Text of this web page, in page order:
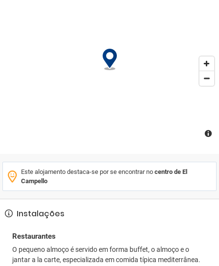
Este alojamento destaca-se por se encontrar no centro de El
Campello
Instalações
Restaurantes
O pequeno almoço é servido em forma buffet, o almoço e o
jantar a la carte, especializada em comida típica mediterrânea.